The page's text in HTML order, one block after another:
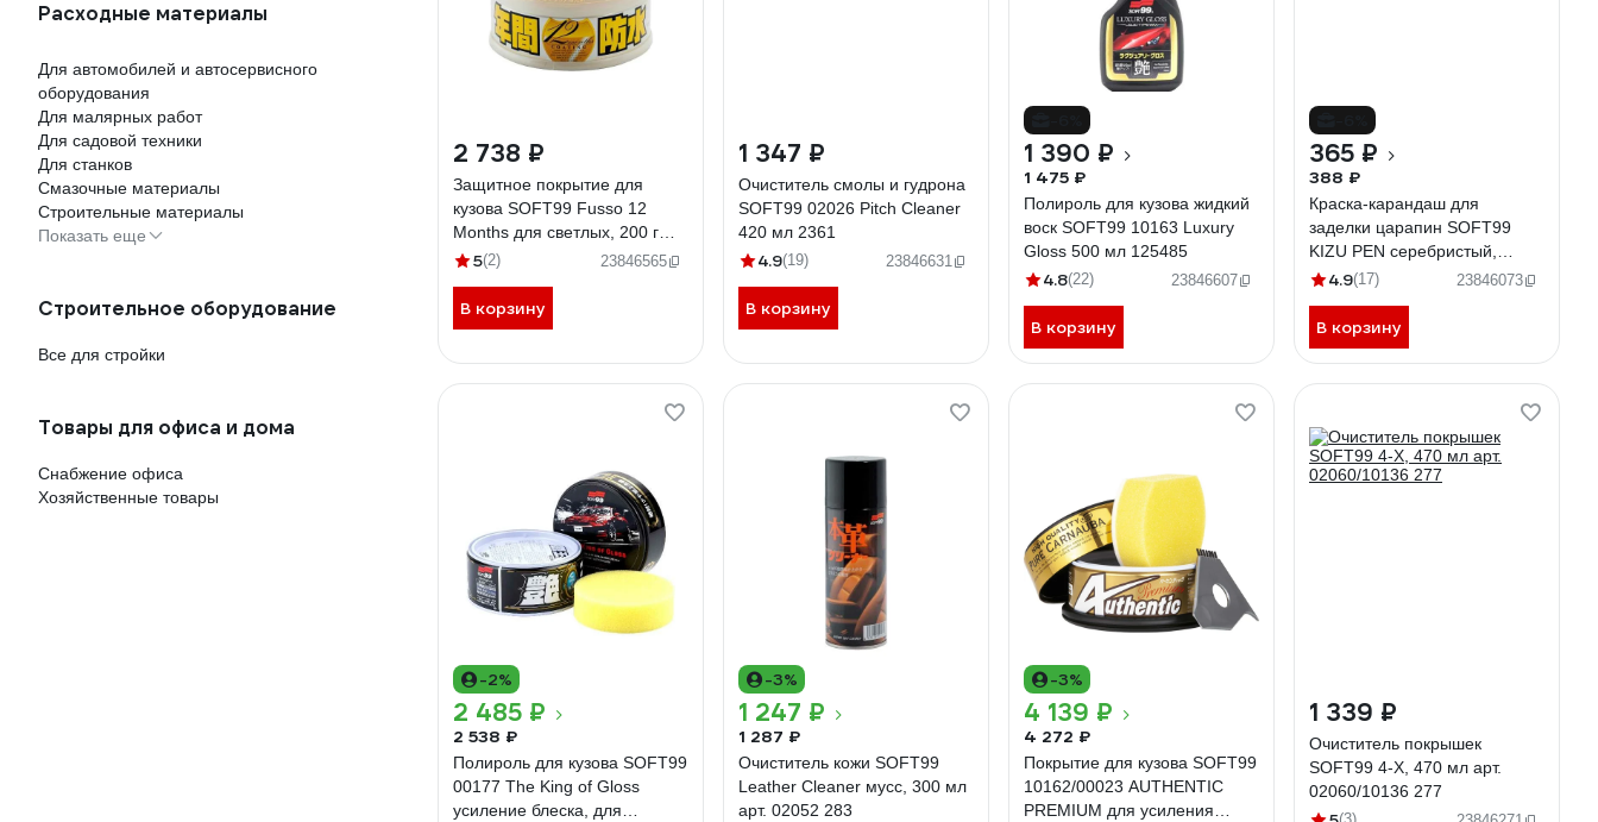
Расходные материалы
Для автомобилей и автосервисного
оборудования
Для малярных работ
Для садовой техники
Для станков
Смазочные материалы
Строительные материалы
Показать еще
Строительное оборудование
Все для стройки
Товары для офиса и дома
Снабжение офиса
Хозяйственные товары
2 738 ₽
Защитное покрытие для
кузова SOFT99 Fusso 12
Months для светлых, 200 г
арт. 00298/10298 2003
5(2) 23846565
В корзину
1 347 ₽
Очиститель смолы и гудрона
SOFT99 02026 Pitch Cleaner
420 мл 2361
4.9(19) 23846631
В корзину
1 390 ₽
1 475 ₽
Полироль для кузова жидкий
воск SOFT99 10163 Luxury
Gloss 500 мл 125485
4.8(22) 23846607
В корзину
365 ₽
388 ₽
Краска-карандаш для
заделки царапин SOFT99
KIZU PEN серебристый,
карандаш, 20 г арт. 08059
4.9(17) 23846073
В корзину
-2%
2 485 ₽
2 538 ₽
Полироль для кузова SOFT99
00177 The King of Gloss
усиление блеска, для
-3%
1 247 ₽
1 287 ₽
Очиститель кожи SOFT99
Leather Cleaner мусс, 300 мл
арт. 02052 283
-3%
4 139 ₽
4 272 ₽
Покрытие для кузова SOFT99
10162/00023 AUTHENTIC
PREMIUM для усиления
1 339 ₽
Очиститель покрышек
SOFT99 4-X, 470 мл арт.
02060/10136 277